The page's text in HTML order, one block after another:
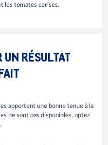
les tomates cerises.
UN RÉSULTAT
apportent une bonne tenue à la
ne sont pas disponibles, optez